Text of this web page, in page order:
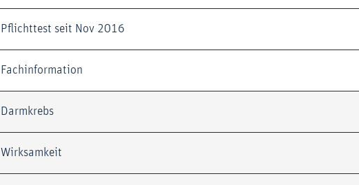
Pflichttest seit Nov 2016
Fachinformation
Darmkrebs
Wirksamkeit